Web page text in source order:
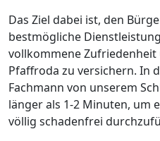
Das Ziel dabei ist, den
bestmögliche
vollkommene Zufriedenheit
Pfaffroda zu versichern. In
Fachmann von unserem
länger als 1-2 Minuten, um
völlig schadenfrei